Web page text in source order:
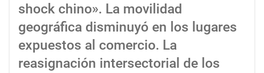
shock chino». La movilidad
geográfica disminuyó en los lugares
expuestos al comercio. La
reasignación intersectorial de los